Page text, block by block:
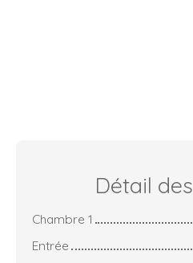
Détail des
Chambre 1
Entrée